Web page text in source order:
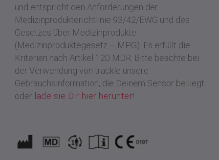
und entspricht den Anforderungen der
Medizinprodukterichtlinie 93/42/EWG und des
Gesetzes über Medizinprodukte
(Medizinproduktegesetz – MPG). Es erfüllt die
Kriterien nach Artikel 120 MDR. Bitte beachte bei
der Verwendung von trackle unsere
Gebrauchsinformation, die Deinem Sensor beiliegt
oder lade sie Dir hier herunter!